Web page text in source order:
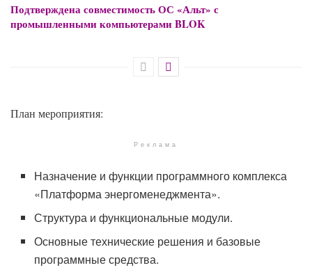
Подтверждена совместимость ОС «Альт» с
промышленными компьютерами BLOK
План мероприятия:
Реклама
Назначение и функции программного комплекса
«Платформа энергоменеджмента».
Структура и функциональные модули.
Основные технические решения и базовые
программные средства.